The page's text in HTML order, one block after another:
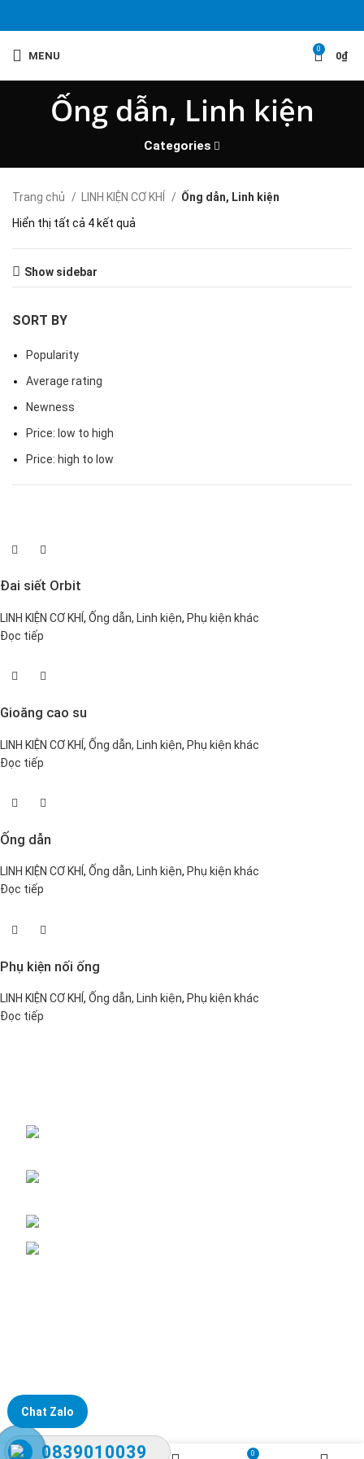
MENU
0
0₫
Ống dẫn, Linh kiện
Categories
Trang chủ LINH KIỆN CƠ KHÍ
Ống dẫn, Linh kiện
Hiển thị tất cả 4 kết quả
Show sidebar
SORT BY
Popularity
Average rating
Newness
Price: low to high
Price: high to low
Đai siết Orbit
LINH KIỆN CƠ KHÍ , Ống dẫn, Linh kiện, Phụ kiện khác
Đọc tiếp
Gioăng cao su
LINH KIỆN CƠ KHÍ, Ống dẫn, Linh kiện, Phụ kiện khác
Đọc tiếp
Ống dẫn
LINH KIỆN CƠ KHÍ , Ống dẫn, Linh kiện, Phụ kiện khác
Đọc tiếp
Phụ kiện nối ống
LINH KIỆN CƠ KHÍ , Ống dẫn, Linh kiện, Phụ kiện khác
Đọc tiếp
Chat Zalo
0839010039 0